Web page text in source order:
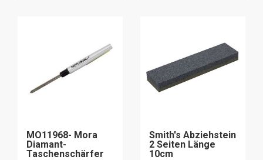
MO11968- Mora
Diamant-
Taschenschärfer
Smith's Abziehstein
2 Seiten Länge
10cm